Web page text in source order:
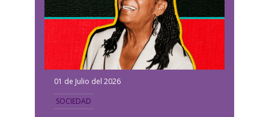
01 de Julio del 2026
SOCIEDAD